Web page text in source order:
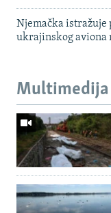
Njemačka istražuje
ukrajinskog aviona
Multimedija